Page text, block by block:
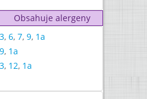
Obsahuje alergeny
3, 6, 7, 9, 1a
9, 1a
3, 12, 1a